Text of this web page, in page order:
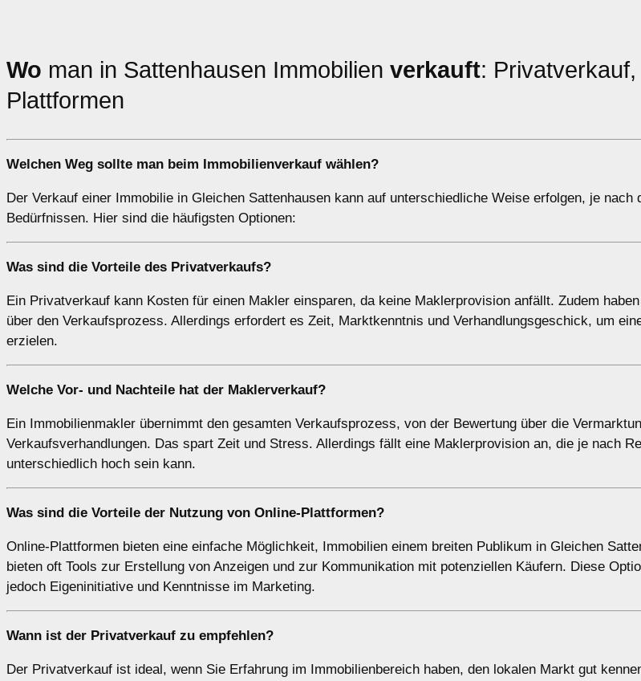
Wo man in Sattenhausen Immobilien verkauft:
Plattformen
Welchen Weg sollte man beim Immobilienverkauf wählen?
Der Verkauf einer Immobilie in Gleichen Sattenhausen kann auf unterschiedliche Weise erfolgen, je nach
Bedürfnissen. Hier sind die häufigsten Optionen:
Was sind die Vorteile des Privatverkaufs?
Ein Privatverkauf kann Kosten für einen Makler einsparen, da keine Maklerprovision anfällt. Zudem
über den Verkaufsprozess. Allerdings erfordert es Zeit, Marktkenntnis und Verhandlungsgeschick, um
erzielen.
Welche Vor- und Nachteile hat der Maklerverkauf?
Ein Immobilienmakler übernimmt den gesamten Verkaufsprozess, von der Bewertung über die
Verkaufsverhandlungen. Das spart Zeit und Stress. Allerdings fällt eine Maklerprovision an, die je nach
unterschiedlich hoch sein kann.
Was sind die Vorteile der Nutzung von Online-Plattformen?
Online-Plattformen bieten eine einfache Möglichkeit, Immobilien einem breiten Publikum in Gleichen
bieten oft Tools zur Erstellung von Anzeigen und zur Kommunikation mit potenziellen Käufern. Diese
jedoch Eigeninitiative und Kenntnisse im Marketing.
Wann ist der Privatverkauf zu empfehlen?
Der Privatverkauf ist ideal, wenn Sie Erfahrung im Immobilienbereich haben, den lokalen Markt gut